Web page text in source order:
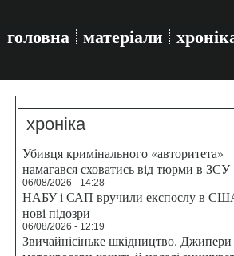
головна матеріали
хроніка
Убивця кримінального «авторитета»
намагався сховатись від тюрми в ЗСУ
06/08/2026 - 14:28
НАБУ і САП вручили експослу в
нові підозри
06/08/2026 - 12:19
Звичайнісіньке шкідництво. Джипери